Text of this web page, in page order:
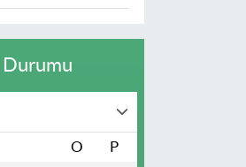
Durumu
O P